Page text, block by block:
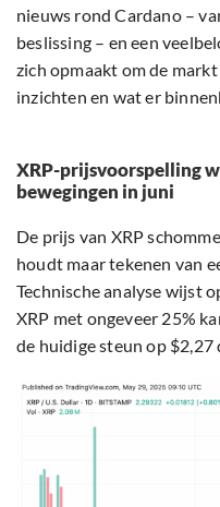
nieuws rond Cardano –
beslissing – en een
zich opmaakt om de
inzichten en wat er
XRP-prijsvoorspelling
bewegingen in juni
De prijs van XRP
houdt maar tekenen van
Technische analyse wijst
XRP met ongeveer 25%
de huidige steun op